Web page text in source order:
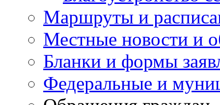
Маршруты и
Местные новости и
Бланки и формы
Федеральные и